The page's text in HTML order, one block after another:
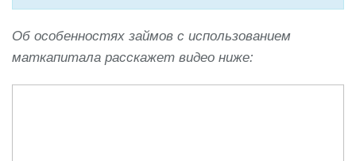
Об особенностях займов с использованием
маткапитала расскажет видео ниже: